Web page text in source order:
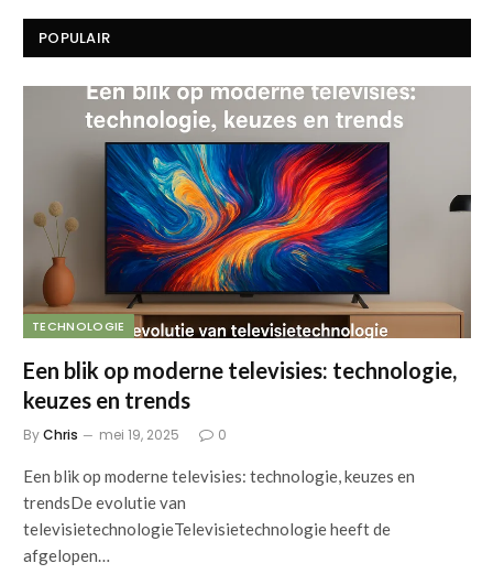
POPULAIR
TECHNOLOGIE
Een blik op moderne televisies: technologie,
keuzes en trends
ByChris mei 19, 2025 0
Een blik op moderne televisies: technologie, keuzes en
trendsDe evolutie van
televisietechnologieTelevisietechnologie heeft de
afgelopen…